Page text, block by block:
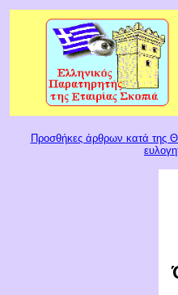
Προσθήκες άρθρων κατά της